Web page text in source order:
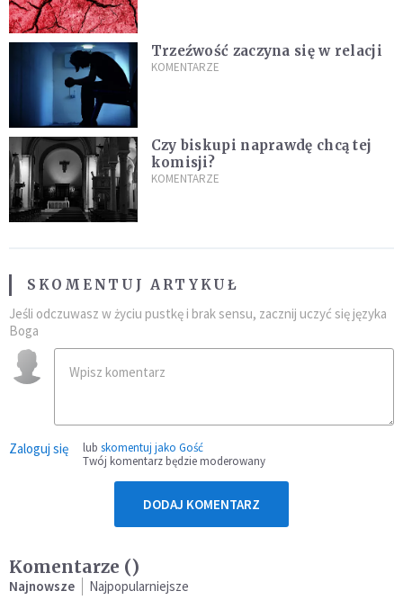
Trzeźwość zaczyna się w relacji
KOMENTARZE
Czy biskupi naprawdę chcą tej
komisji?
KOMENTARZE
SKOMENTUJ ARTYKUŁ
Jeśli odczuwasz w życiu pustkę i brak sensu, zacznij uczyć się języka
Boga
Zaloguj się lub skomentuj jako Gość
Twój komentarz będzie moderowany
DODAJ KOMENTARZ
Komentarze ()
Najnowsze Najpopularniejsze